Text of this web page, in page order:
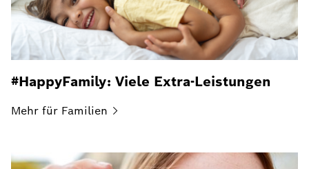
#HappyFamily: Viele Extra-Leistungen
Mehr für Familien